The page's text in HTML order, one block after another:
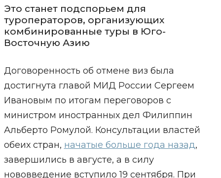
Это станет подспорьем для
туроператоров, организующих
комбинированные туры в Юго-
Восточную Азию
Договоренность об отмене виз была
достигнута главой МИД России Сергеем
Ивановым по итогам переговоров с
министром иностранных дел Филиппин
Альберто Ромулой. Консультации властей
обеих стран, начатые больше года назад,
завершились в августе, а в силу
нововведение вступило 19 сентября. При